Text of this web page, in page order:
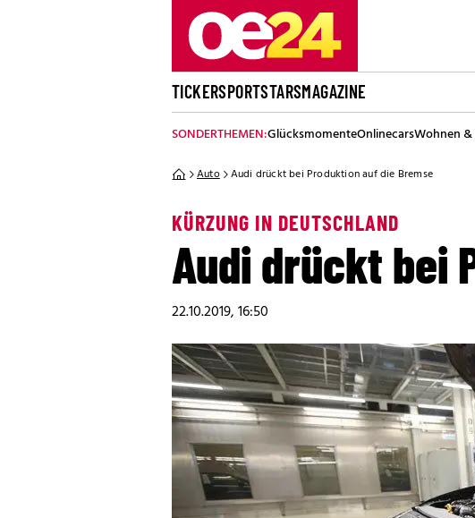
TICKERSPORTSTARSMAGAZINE
SONDERTHEMEN:GlücksmomenteOnlinecarsWohnen
Auto Audi drückt bei Produktion auf die Bremse
KÜRZUNG IN DEUTSCHLAND
Audi drückt bei
22.10.2019, 16:50